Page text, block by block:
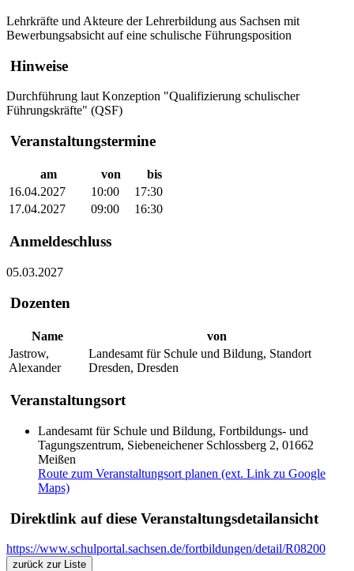
Lehrkräfte und Akteure der Lehrerbildung aus Sachsen mit
Bewerbungsabsicht auf eine schulische Führungsposition
Hinweise
Durchführung laut Konzeption "Qualifizierung schulischer
Führungskräfte" (QSF)
Veranstaltungstermine
am von
bis
16.04.2027
10:00
17:30
17.04.2027
09:00 16:30
Anmeldeschluss
05.03.2027
Dozenten
Name
von
Jastrow,
Alexander
Landesamt für Schule und Bildung, Standort
Dresden, Dresden
Veranstaltungsort
Landesamt für Schule und Bildung, Fortbildungs- und
Tagungszentrum, Siebeneichener Schlossberg 2, 01662
Meißen
Route zum Veranstaltungsort planen (ext. Link zu Google
Maps)
Direktlink auf diese Veranstaltungsdetailansicht
https://www.schulportal.sachsen.de/fortbildungen/detail/R08200
zurück zur Liste